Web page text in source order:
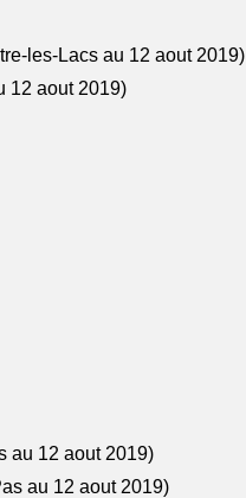
les-Lacs au 12 aout 2019)
12 aout 2019)
au 12 aout 2019)
au 12 aout 2019)